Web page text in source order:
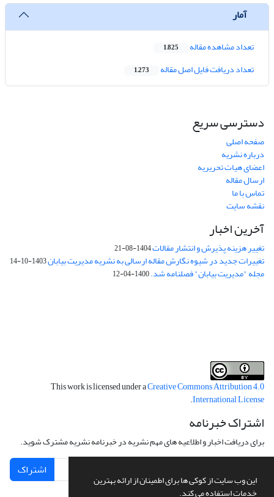
این وب سایت از کوکی ها برای اطمینان از ارائه بهترین
خدمات استفاده می کند.
آمار
تعداد مشاهده مقاله 1,825
تعداد دریافت فایل اصل مقاله 1,273
دسترسی سریع
صفحه اصلی
درباره نشریه
اعضای هیات تحریریه
ارسال مقاله
تماس با ما
نقشه سایت
آخرین اخبار
تغییر هزینه پذیرش و انتشار مقالات1404-08-21
تغییرات جدید در شیوه نگارش مقاله ارسالی به نشریه مدیریت بیابان1403-10-14
مجله "مدیریت بیابان" فصلنامه شد.1400-04-12
This work is licensed under aCreative Commons Attribution 4.0
International License
.
اشتراک خبرنامه
برای دریافت اخبار و اطلاعیه های مهم نشریه در خبرنامه نشریه مشترک شوید.
اشتراک